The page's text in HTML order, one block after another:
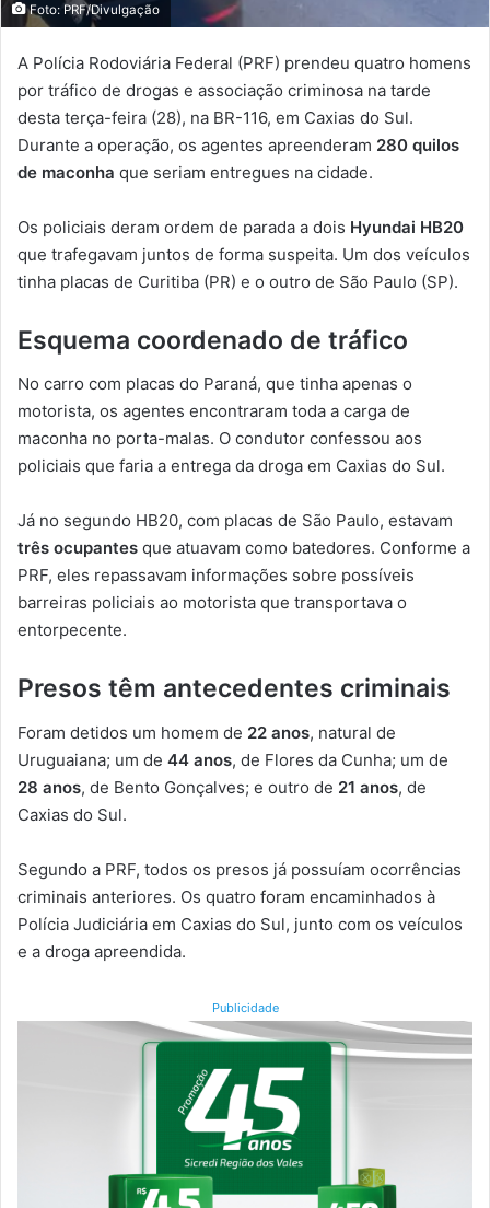
Foto: PRF/Divulgação
A Polícia Rodoviária Federal (PRF) prendeu quatro homens
por tráfico de drogas e associação criminosa na tarde
desta terça-feira (28), na BR-116, em Caxias do Sul.
Durante a operação, os agentes apreenderam 280 quilos
de maconha que seriam entregues na cidade.
Os policiais deram ordem de parada a dois Hyundai HB20
que trafegavam juntos de forma suspeita. Um dos veículos
tinha placas de Curitiba (PR) e o outro de São Paulo (SP).
Esquema coordenado de tráfico
No carro com placas do Paraná, que tinha apenas o
motorista, os agentes encontraram toda a carga de
maconha no porta-malas. O condutor confessou aos
policiais que faria a entrega da droga em Caxias do Sul.
Já no segundo HB20, com placas de São Paulo, estavam
três ocupantes que atuavam como batedores. Conforme a
PRF, eles repassavam informações sobre possíveis
barreiras policiais ao motorista que transportava o
entorpecente.
Presos têm antecedentes criminais
Foram detidos um homem de 22 anos, natural de
Uruguaiana; um de 44 anos, de Flores da Cunha; um de
28 anos, de Bento Gonçalves; e outro de 21 anos, de
Caxias do Sul.
Segundo a PRF, todos os presos já possuíam ocorrências
criminais anteriores. Os quatro foram encaminhados à
Polícia Judiciária em Caxias do Sul, junto com os veículos
e a droga apreendida.
Publicidade